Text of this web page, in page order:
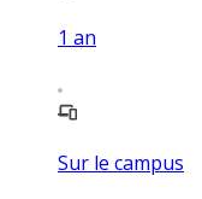
1 an
Sur le campus